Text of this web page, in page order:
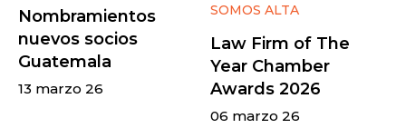
Nombramientos
nuevos socios
Guatemala
13 marzo 26
SOMOS ALTA
Law Firm of The
Year Chamber
Awards 2026
06 marzo 26